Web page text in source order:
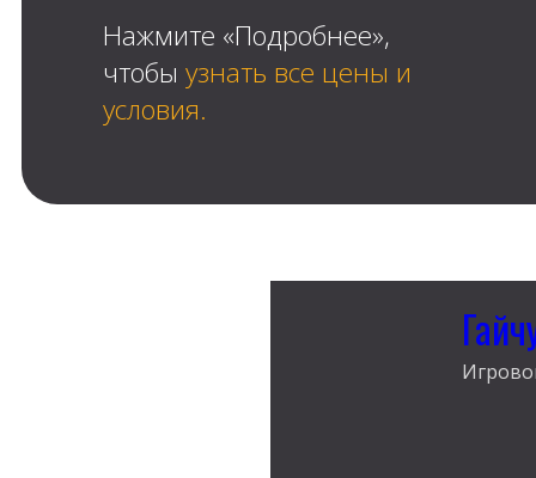
Нажмите «Подробнее»,
чтобыузнать все цены и
условия.